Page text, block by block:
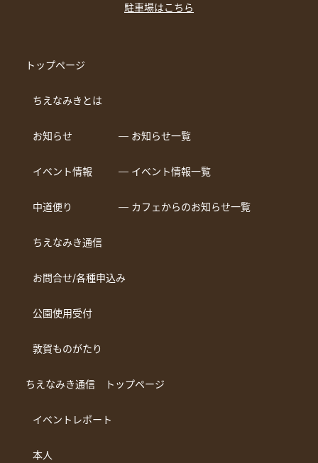
駐車場はこちら
トップページ
ちえなみきとは
お知らせ ― お知らせ一覧
イベント情報 ― イベント情報一覧
中道便り ― カフェからのお知らせ一覧
ちえなみき通信
お問合せ/各種申込み
公園使用受付
敦賀ものがたり
ちえなみき通信 トップページ
イベントレポート
本人